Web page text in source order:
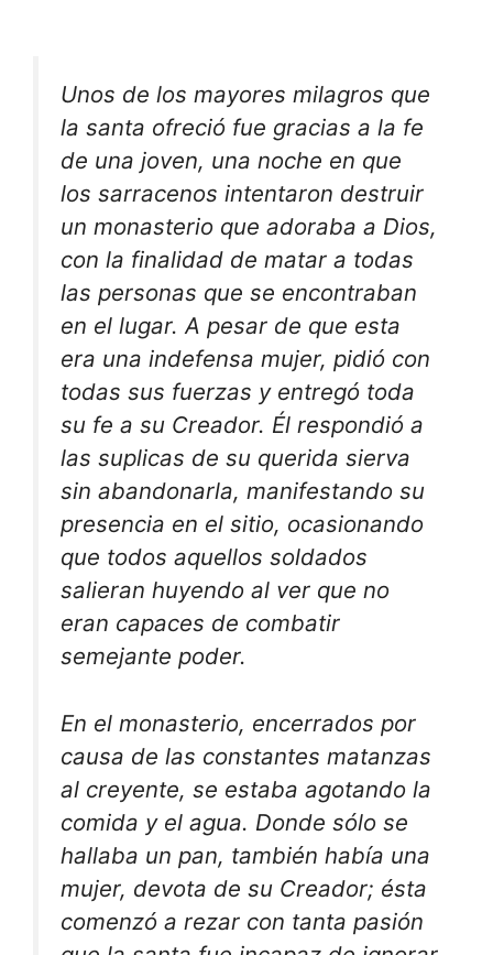
Unos de los mayores milagros que
la santa ofreció fue gracias a la fe
de una joven, una noche en que
los sarracenos intentaron destruir
un monasterio que adoraba a Dios,
con la finalidad de matar a todas
las personas que se encontraban
en el lugar. A pesar de que esta
era una indefensa mujer, pidió con
todas sus fuerzas y entregó toda
su fe a su Creador. Él respondió a
las suplicas de su querida sierva
sin abandonarla, manifestando su
presencia en el sitio, ocasionando
que todos aquellos soldados
salieran huyendo al ver que no
eran capaces de combatir
semejante poder.
En el monasterio, encerrados por
causa de las constantes matanzas
al creyente, se estaba agotando la
comida y el agua. Donde sólo se
hallaba un pan, también había una
mujer, devota de su Creador; ésta
comenzó a rezar con tanta pasión